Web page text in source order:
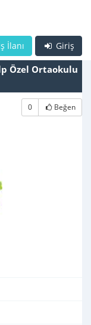
Giriş
İlanı
Özel Ortaokulu
0 Beğen